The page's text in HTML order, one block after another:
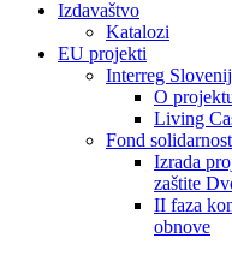
Izdavaštvo
Katalozi
EU projekti
Interreg
O
Living
Fond
Izrada
zaštite
II faza
obnove